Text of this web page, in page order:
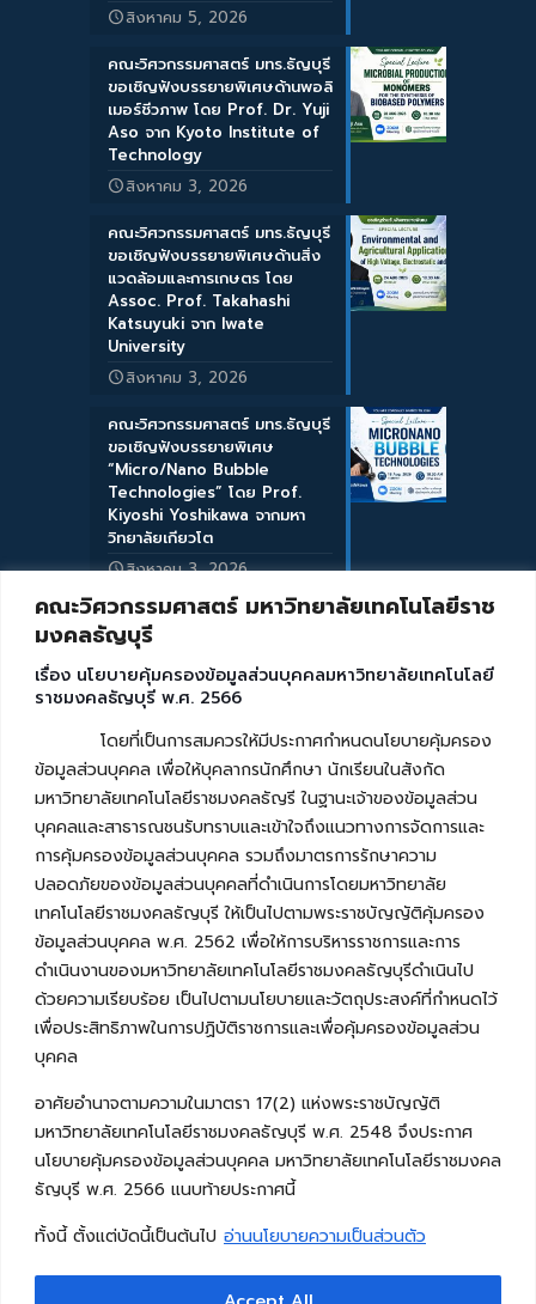
คณะวิศวกรรมศาสตร์ มหาวิทยาลัยเทคโนโลยีราช
มงคลธัญบุรี
เรื่อง นโยบายคุ้มครองข้อมูลส่วนบุคคลมหาวิทยาลัยเทคโนโลยี
ราชมงคลธัญบุรี พ.ศ. 2566
โดยที่เป็นการสมควรให้มีประกาศกำหนดนโยบายคุ้มครอง
ข้อมูลส่วนบุคคล เพื่อให้บุคลากรนักศึกษา นักเรียนในสังกัด
มหาวิทยาลัยเทคโนโลยีราชมงคลธัญรี ในฐานะเจ้าของข้อมูลส่วน
บุคคลและสาธารณชนรับทราบและเข้าใจถึงแนวทางการจัดการและ
การคุ้มครองข้อมูลส่วนบุคคล รวมถึงมาตรการรักษาความ
ปลอดภัยของข้อมูลส่วนบุคคลที่ดำเนินการโดยมหาวิทยาลัย
เทคโนโลยีราชมงคลธัญบุรี ให้เป็นไปตามพระราชบัญญัติคุ้มครอง
ข้อมูลส่วนบุคคล พ.ศ. 2562 เพื่อให้การบริหารราชการและการ
ดำเนินงานของมหาวิทยาลัยเทคโนโลยีราชมงคลธัญบุรีดำเนินไป
ด้วยความเรียบร้อย เป็นไปตามนโยบายและวัตถุประสงค์ที่กำหนดไว้
เพื่อประสิทธิภาพในการปฏิบัติราชการและเพื่อคุ้มครองข้อมูลส่วน
บุคคล
อาศัยอำนาจตามความในมาตรา 17(2) แห่งพระราชบัญญัติ
มหาวิทยาลัยเทคโนโลยีราชมงคลธัญบุรี พ.ศ. 2548 จึงประกาศ
นโยบายคุ้มครองข้อมูลส่วนบุคคล มหาวิทยาลัยเทคโนโลยีราชมงคล
ธัญบุรี พ.ศ. 2566 แนบท้ายประกาศนี้
ทั้งนี้ ตั้งแต่บัดนี้เป็นต้นไป อ่านนโยบายความเป็นส่วนตัว
สิงหาคม 5, 2026
คณะวิศวกรรมศาสตร์ มทร.ธัญบุรี
ขอเชิญฟังบรรยายพิเศษด้านพอลิ
เมอร์ชีวภาพ โดย Prof. Dr. Yuji
Aso จาก Kyoto Institute of
Technology
สิงหาคม 3, 2026
คณะวิศวกรรมศาสตร์ มทร.ธัญบุรี
ขอเชิญฟังบรรยายพิเศษด้านสิ่ง
แวดล้อมและการเกษตร โดย
Assoc. Prof. Takahashi
Katsuyuki จาก Iwate
University
สิงหาคม 3, 2026
คณะวิศวกรรมศาสตร์ มทร.ธัญบุรี
ขอเชิญฟังบรรยายพิเศษ
“Micro/Nano Bubble
Technologies” โดย Prof.
Kiyoshi Yoshikawa จากมหา
วิทยาลัยเกียวโต
สิงหาคม 3, 2026